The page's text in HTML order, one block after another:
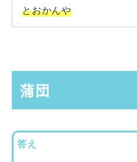
とおかんや
蒲団
答え